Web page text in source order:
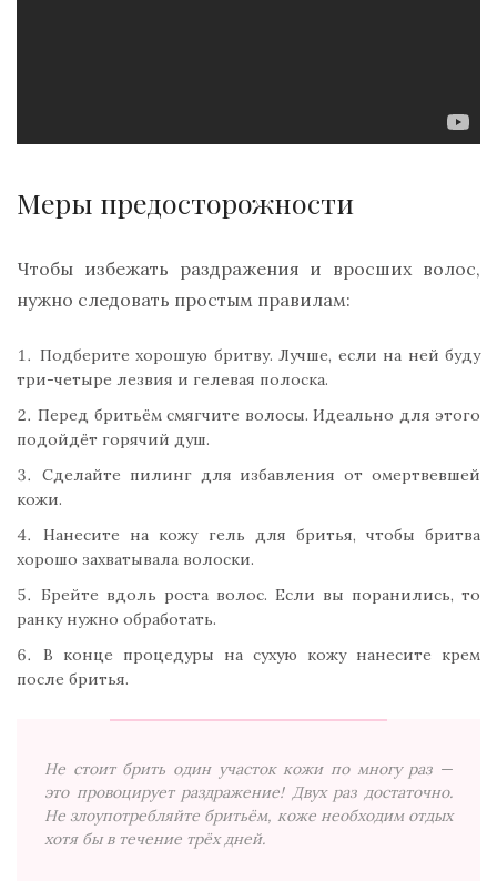
Меры предосторожности
Чтобы избежать раздражения и вросших волос,
нужно следовать простым правилам:
Подберите хорошую бритву. Лучше, если на ней буду
три-четыре лезвия и гелевая полоска.
Перед бритьём смягчите волосы. Идеально для этого
подойдёт горячий душ.
Сделайте пилинг для избавления от омертвевшей
кожи.
Нанесите на кожу гель для бритья, чтобы бритва
хорошо захватывала волоски.
Брейте вдоль роста волос. Если вы поранились, то
ранку нужно обработать.
В конце процедуры на сухую кожу нанесите крем
после бритья.
Не стоит брить один участок кожи по многу раз —
это провоцирует раздражение! Двух раз достаточно.
Не злоупотребляйте бритьём, коже необходим отдых
хотя бы в течение трёх дней.